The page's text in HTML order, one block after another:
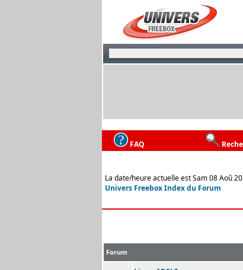
FAQ
La date/heure actuelle est Sam 08 Aoû
Univers Freebox Index du Forum
Forum